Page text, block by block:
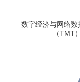
数字经济与网络
（TMT